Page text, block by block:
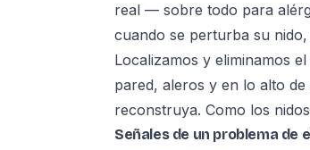
real — sobre todo para
cuando se perturba su
Localizamos y eliminamos
pared, aleros y en lo alto
reconstruya. Como los
Señales de un problema de